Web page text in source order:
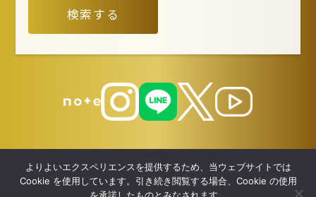
検索する
よりよいエクスペリエンスを提供するため、当ウェブサイトでは
Cookie を使用しています。引き続き閲覧する場合、Cookie の使用